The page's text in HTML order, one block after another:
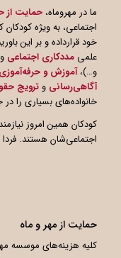
ما در مهروماه، حمایت از
اجتماعی، به ویژه کودکان
خود قرارداده و بر این
علمی مددکاری اجتماعی و
و…)،آموزش و حرفه‌آموزی
آگاهیرسانی و ترویج
خانواده‌های بسیاری را
کودکان همین امروز
اجتماعی‌شان هستند.
حمایت از مهر و ماه
کلیه هزینه‌های موسسه